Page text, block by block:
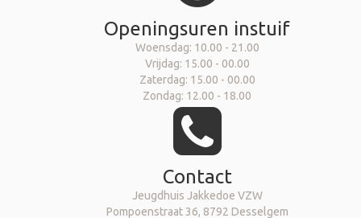
Openingsuren instuif
Woensdag: 10.00 - 21.00
Vrijdag: 15.00 - 00.00
Zaterdag: 15.00 - 00.00
Zondag: 12.00 - 18.00
Contact
Jeugdhuis Jakkedoe VZW
Pompoenstraat 36, 8792 Desselgem